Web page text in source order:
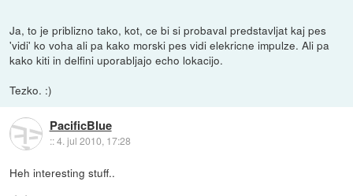
Ja, to je priblizno tako, kot, ce bi si probaval predstavljat kaj pes
'vidi' ko voha ali pa kako morski pes vidi elekricne impulze. Ali pa
kako kiti in delfini uporabljajo echo lokacijo.
Tezko. :)
PacificBlue
::4. jul 2010, 17:28
Heh interesting stuff..